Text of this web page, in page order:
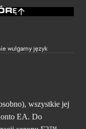
wulgarny język
wszystkie jej
EA. Do